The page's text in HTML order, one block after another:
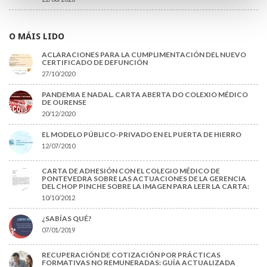
O MÁIS LIDO
ACLARACIONES PARA LA CUMPLIMENTACIÓN DEL NUEVO
CERTIFICADO DE DEFUNCIÓN
27/10/2020
PANDEMIA E NADAL. CARTA ABERTA DO COLEXIO MÉDICO
DE OURENSE
20/12/2020
EL MODELO PÚBLICO-PRIVADO EN EL PUERTA DE HIERRO
12/07/2010
CARTA DE ADHESIÓN CON EL COLEGIO MÉDICO DE
PONTEVEDRA SOBRE LAS ACTUACIONES DE LA GERENCIA
DEL CHOP PINCHE SOBRE LA IMAGEN PARA LEER LA CARTA:
10/10/2012
¿SABÍAS QUÉ?
07/01/2019
RECUPERACIÓN DE COTIZACIÓN POR PRÁCTICAS
FORMATIVAS NO REMUNERADAS: GUÍA ACTUALIZADA